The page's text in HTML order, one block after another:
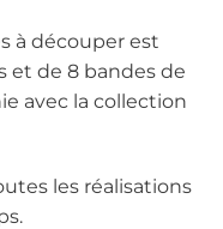
à découper est
et de 8 bandes de
avec la collection
les réalisations